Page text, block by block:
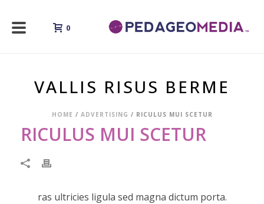
0
VALLIS RISUS BERME
HOME / ADVERTISING / RICULUS MUI SCETUR
RICULUS MUI SCETUR
ras ultricies ligula sed magna dictum porta.